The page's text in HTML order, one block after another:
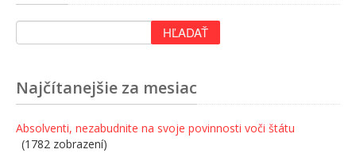
Najčítanejšie za mesiac
Absolventi, nezabudnite na svoje povinnosti voči štátu
(1782 zobrazení)